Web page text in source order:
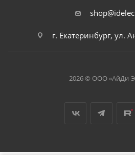
г. Екатеринбург, ул.
2026 © ООО «АйДи-